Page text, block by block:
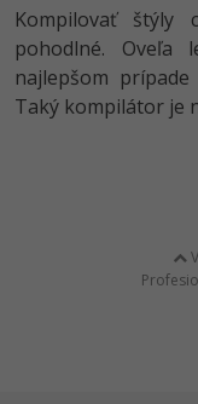
Kompilovať štýly
pohodlné.
najlepšom
Taký kompilátor je